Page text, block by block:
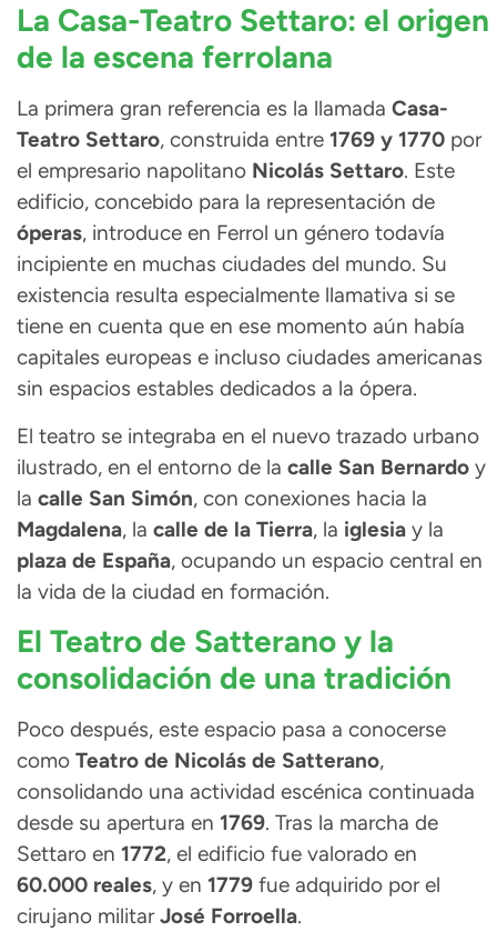
La Casa-Teatro Settaro: el origen
de la escena ferrolana
La primera gran referencia es la llamada Casa-
Teatro Settaro, construida entre 1769 y 1770 por
el empresario napolitano Nicolás Settaro. Este
edificio, concebido para la representación de
óperas, introduce en Ferrol un género todavía
incipiente en muchas ciudades del mundo. Su
existencia resulta especialmente llamativa si se
tiene en cuenta que en ese momento aún había
capitales europeas e incluso ciudades americanas
sin espacios estables dedicados a la ópera.
El teatro se integraba en el nuevo trazado urbano
ilustrado, en el entorno de la calle San Bernardo y
la calle San Simón, con conexiones hacia la
Magdalena, la calle de la Tierra, la iglesia y la
plaza de España, ocupando un espacio central en
la vida de la ciudad en formación.
El Teatro de Satterano y la
consolidación de una tradición
Poco después, este espacio pasa a conocerse
como Teatro de Nicolás de Satterano,
consolidando una actividad escénica continuada
desde su apertura en 1769. Tras la marcha de
Settaro en 1772, el edificio fue valorado en
60.000 reales, y en 1779 fue adquirido por el
cirujano militarJosé Forroella.